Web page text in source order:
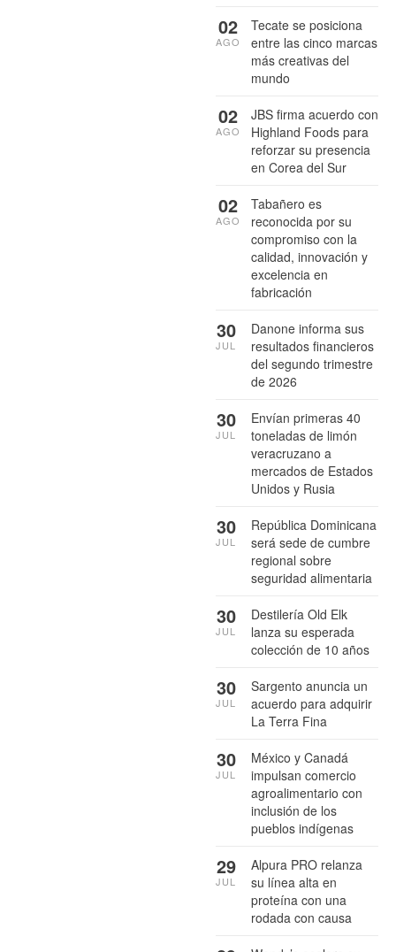
Tecate se posiciona
entre las cinco marcas
más creativas del
mundo
02
AGO
JBS firma acuerdo con
Highland Foods para
reforzar su presencia
en Corea del Sur
02
AGO
Tabañero es
reconocida por su
compromiso con la
calidad, innovación y
excelencia en
fabricación
02
AGO
Danone informa sus
resultados financieros
del segundo trimestre
de 2026
30
JUL
Envían primeras 40
toneladas de limón
veracruzano a
mercados de Estados
Unidos y Rusia
30
JUL
República Dominicana
será sede de cumbre
regional sobre
seguridad alimentaria
30
JUL
Destilería Old Elk
lanza su esperada
colección de 10 años
30
JUL
Sargento anuncia un
acuerdo para adquirir
La Terra Fina
30
JUL
México y Canadá
impulsan comercio
agroalimentario con
inclusión de los
pueblos indígenas
30
JUL
Alpura PRO relanza
su línea alta en
proteína con una
rodada con causa
29
JUL